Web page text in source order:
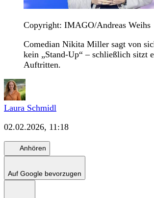
Copyright: IMAGO/Andreas Weihs
Comedian Nikita Miller sagt von
kein „Stand-Up“ – schließlich sitzt
Auftritten.
Laura Schmidl
02.02.2026, 11:18
Anhören
Auf Google bevorzugen